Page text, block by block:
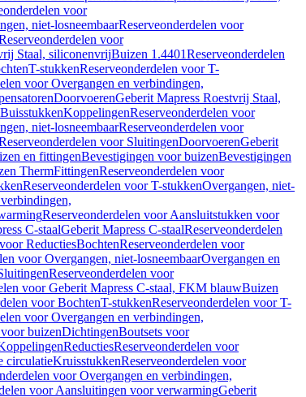
voor
niet-losneembaarReserveonderdelen voor
voor
Staal, siliconenvrijBuizen 1.4401Reserveonderdelen
T-stukkenReserveonderdelen voor T-
voor Overgangen en verbindingen,
DoorvoerenGeberit Mapress Roestvrij Staal,
BuisstukkenKoppelingenReserveonderdelen voor
niet-losneembaarReserveonderdelen voor
voor SluitingenDoorvoerenGeberit
en fittingenBevestigingen voor buizenBevestigingen
ThermFittingenReserveonderdelen voor
Reserveonderdelen voor T-stukkenOvergangen, niet-
Reserveonderdelen voor Aansluitstukken voor
C-staalGeberit Mapress C-staalReserveonderdelen
ReductiesBochtenReserveonderdelen voor
voor Overgangen, niet-losneembaarOvergangen en
Reserveonderdelen voor
voor Geberit Mapress C-staal, FKM blauwBuizen
voor BochtenT-stukkenReserveonderdelen voor T-
voor Overgangen en verbindingen,
buizenDichtingenBoutsets voor
ReductiesReserveonderdelen voor
circulatieKruisstukkenReserveonderdelen voor
voor Overgangen en verbindingen,
voor Aansluitingen voor verwarmingGeberit